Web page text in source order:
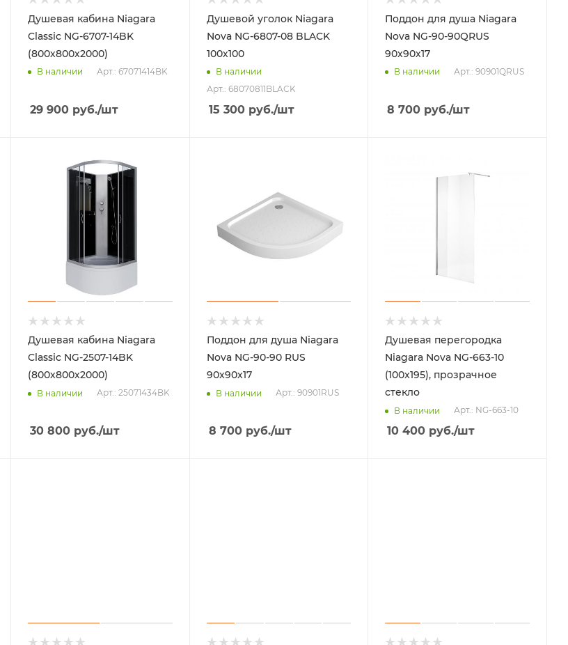
Душевая кабина Niagara
Classic NG-6707-14BK
(800х800х2000)
В наличии Арт.: 67071414BK
29 900 руб./шт
Душевой уголок Niagara
Nova NG-6807-08 BLACK
100х100
В наличии
Арт.: 68070811BLACK
15 300руб./шт
Поддон для душа Niagara
Nova NG-90-90QRUS
90х90х17
В наличии Арт.: 90901QRUS
8 700 руб./шт
Душевая кабина Niagara
Classic NG-2507-14BK
(800х800х2000)
В наличии Арт.: 25071434BK
30 800 руб./шт
Поддон для душа Niagara
Nova NG-90-90 RUS
90х90х17
В наличии Арт.: 90901RUS
8 700руб./шт
Душевая перегородка
Niagara Nova NG-663-10
(100x195), прозрачное
стекло
В наличии Арт.: NG-663-10
10 400 руб./шт